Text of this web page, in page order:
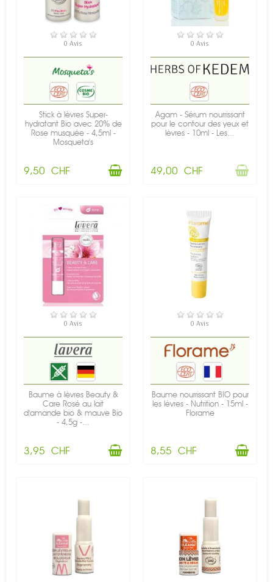
EN STOCK
0 Avis
Stick à lèvres Super-
hydratant Bio avec 20% de
Rose musquée - 4,5ml -
Mosqueta's
9,50 CHF
RUPTURE DE STOCK
0 Avis
Agam - Sérum nourrissant
pour le contour des yeux et
lèvres - 10ml - Les...
49,00 CHF
EN STOCK
0 Avis
Baume à lèvres Beauty &
Care Rosé au lait
d'amande bio & mauve Bio
- 4,5g -...
3,95 CHF
EN STOCK
0 Avis
Baume nourrissant BIO pour
les lèvres - Nutrition - 15ml -
Florame
8,55 CHF